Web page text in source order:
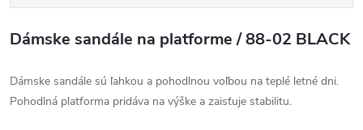
Dámske sandále na platforme / 88-02 BLACK
Dámske sandále sú ľahkou a pohodlnou voľbou na teplé letné dni.
Pohodlná platforma pridáva na výške a zaisťuje stabilitu.